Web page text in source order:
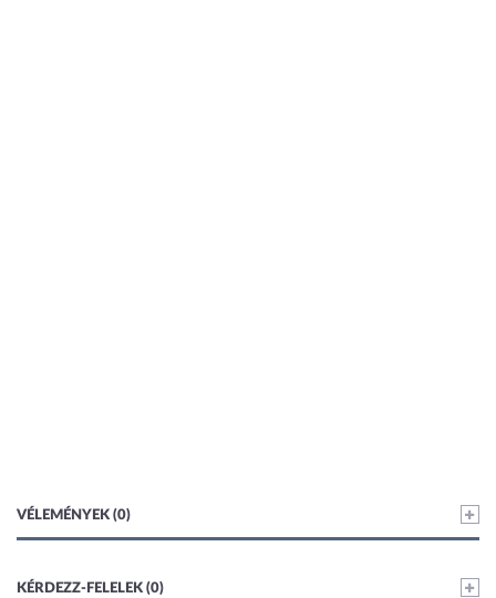
VÉLEMÉNYEK (0)
KÉRDEZZ-FELELEK (0)